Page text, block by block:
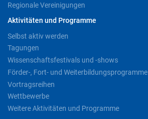
Regionale Vereinigungen
Aktivitäten und Programme
Selbst aktiv werden
Tagungen
Wissenschaftsfestivals und -shows
Förder-, Fort- und Weiterbildungsprogramme
Vortragsreihen
Wettbewerbe
Weitere Aktivitäten und Programme